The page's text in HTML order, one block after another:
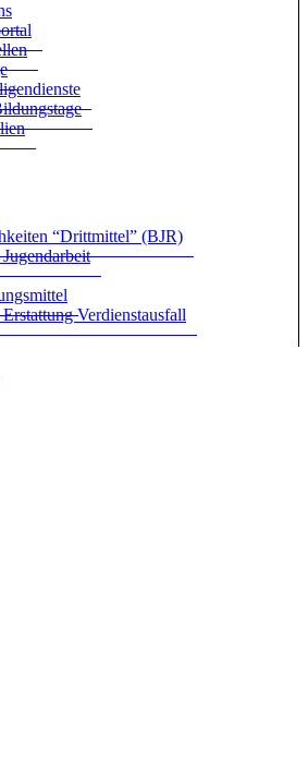
“Dritt­mit­tel” (BJR)
Ver­dienst­aus­fall